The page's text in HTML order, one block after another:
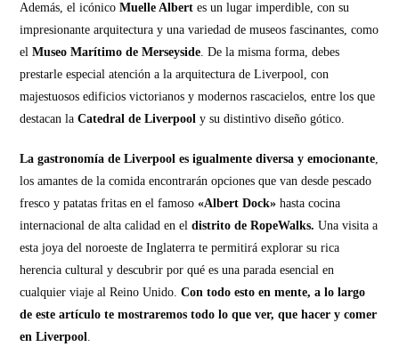
Además, el icónicoMuelle Albertes un lugar imperdible, con su
impresionante arquitectura y una variedad de museos fascinantes, como
el Museo Marítimo de Merseyside. De la misma forma, debes
prestarle especial atención a la arquitectura de Liverpool, con
majestuosos edificios victorianos y modernos rascacielos, entre los que
destacan laCatedral de Liverpool y su distintivo diseño gótico.
La gastronomía de Liverpool es igualmente diversa y emocionante,
los amantes de la comida encontrarán opciones que van desde pescado
fresco y patatas fritas en el famoso «Albert Dock» hasta cocina
internacional de alta calidad en eldistrito de RopeWalks. Una visita a
esta joya del noroeste de Inglaterra te permitirá explorar su rica
herencia cultural y descubrir por qué es una parada esencial en
cualquier viaje al Reino Unido.Con todo esto en mente, a lo largo
de este artículo te mostraremos todo lo que ver, que hacer y comer
en Liverpool.